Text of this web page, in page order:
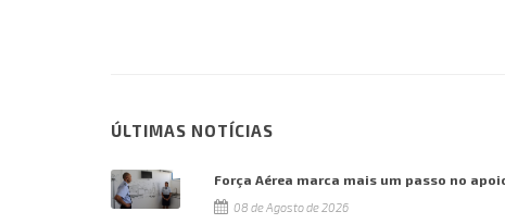
ÚLTIMAS NOTÍCIAS
Força Aérea marca mais um passo no
08 de Agosto de 2026